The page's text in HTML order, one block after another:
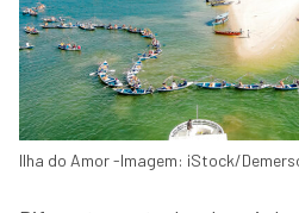
Ilha do Amor -Imagem: iStock/